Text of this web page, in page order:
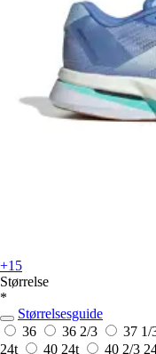
+15
Størrelse
*
Størrelsesguide
36
36 2/3 37 1/
24t
40 24t 40 2/3